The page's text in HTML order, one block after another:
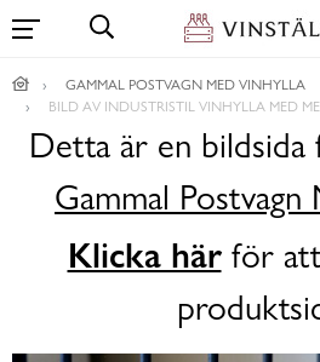
GAMMAL POSTVAGN MED VINHYLLA
BILD AV INDUSTRISTIL VINHYLLA MED
Detta är en
Gammal Postvagn
Klicka härför att